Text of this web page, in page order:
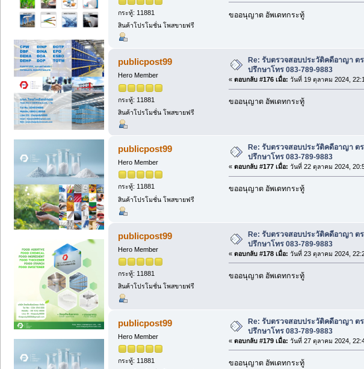
กระทู้: 11881
สินค้าโปรโมชั่น โพสขายฟรี
ขออนุญาต อัพเดทกระทู้
publicpost99
Hero Member
กระทู้: 11881
สินค้าโปรโมชั่น โพสขายฟรี
Re: รับตรวจสอบประวัติคดีอาญา ต
ปรึกษาโทร 083-789-9883
« ตอบกลับ #176 เมื่อ: วันที่ 19 ตุลาคม 2024,
ขออนุญาต อัพเดทกระทู้
publicpost99
Hero Member
กระทู้: 11881
สินค้าโปรโมชั่น โพสขายฟรี
Re: รับตรวจสอบประวัติคดีอาญา ต
ปรึกษาโทร 083-789-9883
« ตอบกลับ #177 เมื่อ: วันที่ 22 ตุลาคม 2024,
ขออนุญาต อัพเดทกระทู้
publicpost99
Hero Member
กระทู้: 11881
สินค้าโปรโมชั่น โพสขายฟรี
Re: รับตรวจสอบประวัติคดีอาญา ต
ปรึกษาโทร 083-789-9883
« ตอบกลับ #178 เมื่อ: วันที่ 23 ตุลาคม 2024,
ขออนุญาต อัพเดทกระทู้
publicpost99
Hero Member
กระทู้: 11881
Re: รับตรวจสอบประวัติคดีอาญา ต
ปรึกษาโทร 083-789-9883
« ตอบกลับ #179 เมื่อ: วันที่ 27 ตุลาคม 2024,
ขออนุญาต อัพเดทกระทู้